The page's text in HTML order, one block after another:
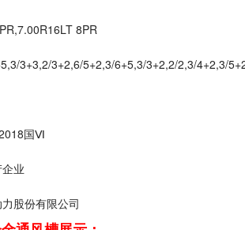
8PR
3+3,2/3+2,6/5+2,3/6+5,3/3+2,2/2,3/4+2,3/
国Ⅵ
业
股份有限公司